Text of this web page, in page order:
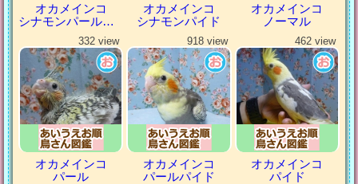
オカメインコ
シナモンパールパイド
オカメインコ
シナモンパイド
オカメインコ
ノーマル
332 view
オカメインコ
パール
918 view
オカメインコ
パールパイド
462 view
オカメインコ
パイド